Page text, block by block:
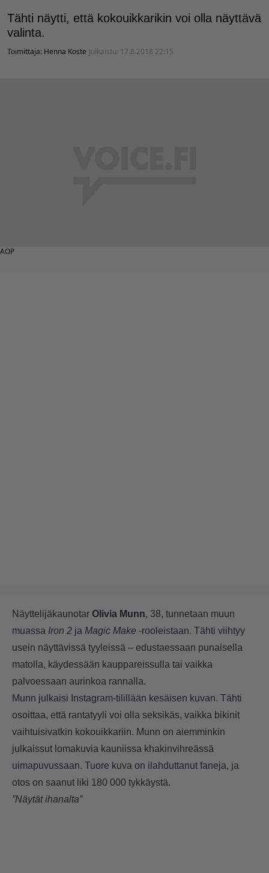
Tähti näytti, että kokouikkarikin voi olla näyttävä
valinta.
Toimittaja: Henna Koste Julkaistu: 17.8.2018 22:15
AOP
Näyttelijäkaunotar Olivia Munn, 38, tunnetaan muun
muassa Iron 2 ja Magic Make -rooleistaan. Tähti viihtyy
usein näyttävissä tyyleissä – edustaessaan punaisella
matolla, käydessään kauppareissulla tai vaikka
palvoessaan aurinkoa rannalla.
Munn julkaisi Instagram-tilillään kesäisen kuvan. Tähti
osoittaa, että rantatyyli voi olla seksikäs, vaikka bikinit
vaihtuisivatkin kokouikkariin. Munn on aiemminkin
julkaissut lomakuvia kauniissa khakinvihreässä
uimapuvussaan. Tuore kuva on ilahduttanut faneja, ja
otos on saanut liki 180 000 tykkäystä.
”Näytät ihanalta”